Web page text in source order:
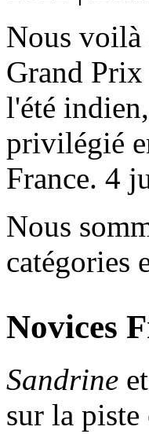
Nous voilà
Grand Prix
l'été
privilégié
France. 4
Nous
catégories
Novices
Sandrine et
sur la